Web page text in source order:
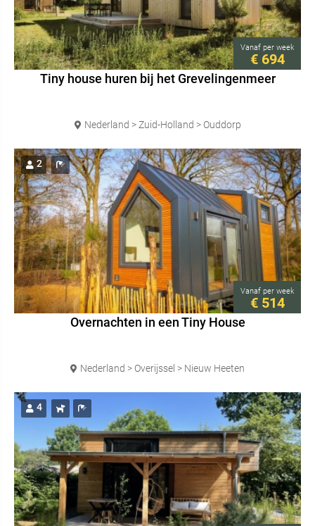
Vanaf per week
€ 694
Tiny house huren bij het Grevelingenmeer
Nederland > Zuid-Holland > Ouddorp
2
Vanaf per week
€ 514
Overnachten in een Tiny House
Nederland > Overijssel > Nieuw Heeten
4